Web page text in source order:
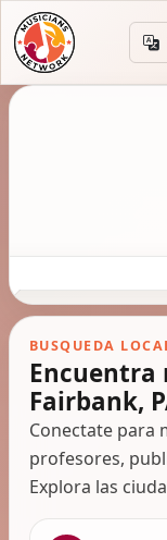
BUSQUEDA
Encuentra
Fairbank,
Conectate para
profesores,
Explora las